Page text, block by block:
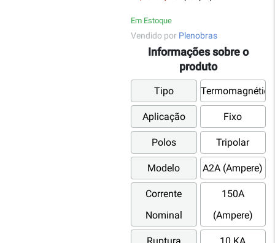
Em Estoque
Vendido por Plenobras
Informações sobre o
produto
Tipo Termomagnético
Aplicação Fixo
Polos Tripolar
Modelo A2A (Ampere)
Corrente
Nominal
150A
(Ampere)